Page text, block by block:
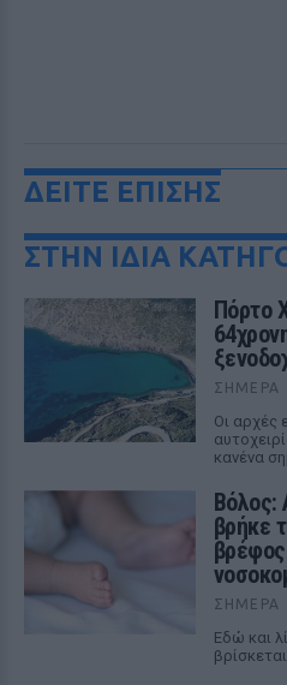
ΔΕΙΤΕ ΕΠΙΣΗΣ
ΣΤΗΝ ΙΔΙΑ
Πόρτο
ΣΉΜΕΡΑ
Οι αρχές
κανένα
Βόλος:
βρήκε
ΣΉΜΕΡΑ
Εδώ και